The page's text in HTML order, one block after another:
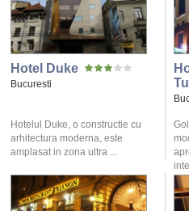
Hotel Duke
Bucuresti
Hotelul Duke, o constructie cu
arhitectura moderna, este
amplasat in zona ultra ...